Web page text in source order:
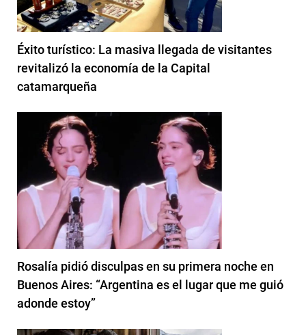
Éxito turístico: La masiva llegada de visitantes
revitalizó la economía de la Capital
catamarqueña
Rosalía pidió disculpas en su primera noche en
Buenos Aires: “Argentina es el lugar que me guió
adonde estoy”